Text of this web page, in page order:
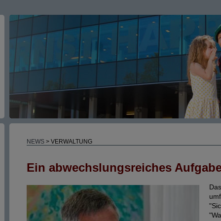
NEWS > VERWALTUNG
Ein abwechslungsreiches